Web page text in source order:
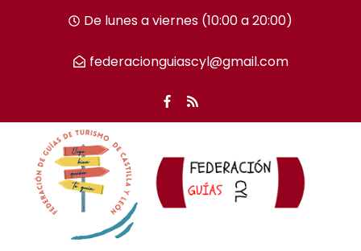
tecla
De lunes a viernes (10:00 a 20:00)
federacionguiascyl@gmail.com